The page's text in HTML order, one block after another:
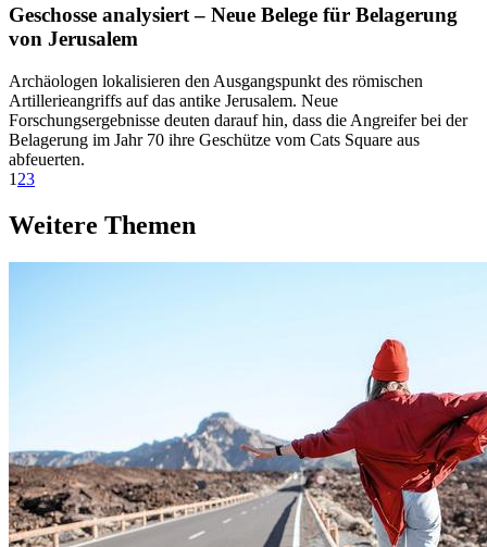
Geschosse analysiert – Neue Belege für Belagerung
von Jerusalem
Archäologen lokalisieren den Ausgangspunkt des römischen
Artillerieangriffs auf das antike Jerusalem. Neue
Forschungsergebnisse deuten darauf hin, dass die Angreifer bei der
Belagerung im Jahr 70 ihre Geschütze vom Cats Square aus
abfeuerten.
1 23
Weitere Themen